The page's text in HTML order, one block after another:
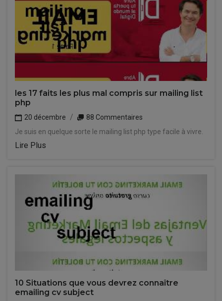
les 17 faits les plus mal compris sur mailing list
php
20 décembre
88 Commentaires
Je suis en quelque sorte le mailing list php type facile à vivre.
Lire Plus
10 Situations que vous devrez connaître
emailing cv subject